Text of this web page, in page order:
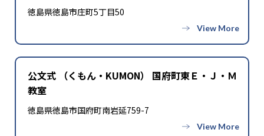
徳島県徳島市庄町5丁目50
公文式 （くもん・KUMON） 国府町東Ｅ・Ｊ・Ｍ
教室
徳島県徳島市国府町南岩延759-7